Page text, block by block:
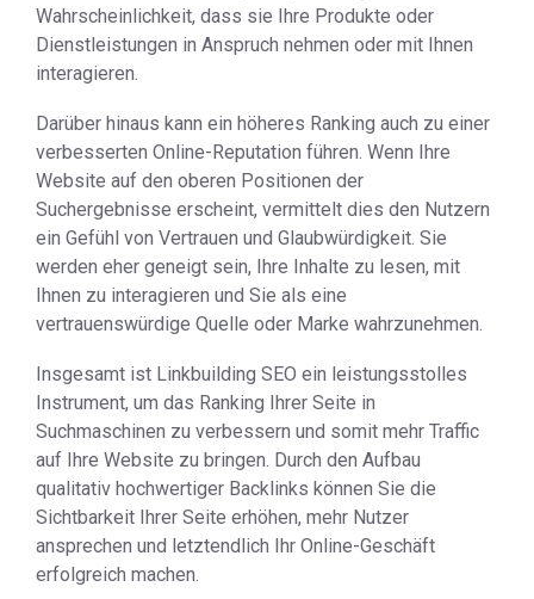
Wahrscheinlichkeit, dass sie Ihre Produkte oder
Dienstleistungen in Anspruch nehmen oder mit Ihnen
interagieren.
Darüber hinaus kann ein höheres Ranking auch zu einer
verbesserten Online-Reputation führen. Wenn Ihre
Website auf den oberen Positionen der
Suchergebnisse erscheint, vermittelt dies den Nutzern
ein Gefühl von Vertrauen und Glaubwürdigkeit. Sie
werden eher geneigt sein, Ihre Inhalte zu lesen, mit
Ihnen zu interagieren und Sie als eine
vertrauenswürdige Quelle oder Marke wahrzunehmen.
Insgesamt ist Linkbuilding SEO ein leistungsstolles
Instrument, um das Ranking Ihrer Seite in
Suchmaschinen zu verbessern und somit mehr Traffic
auf Ihre Website zu bringen. Durch den Aufbau
qualitativ hochwertiger Backlinks können Sie die
Sichtbarkeit Ihrer Seite erhöhen, mehr Nutzer
ansprechen und letztendlich Ihr Online-Geschäft
erfolgreich machen.